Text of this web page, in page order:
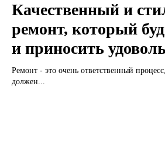
Качественный и
ремонт, который
и приносить
Ремонт - это очень ответственный
должен...